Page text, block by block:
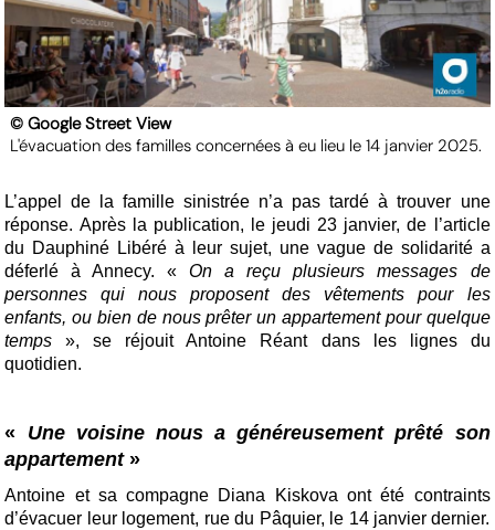
© Google Street View
L'évacuation des familles concernées à eu lieu le 14 janvier 2025.
L’appel de la famille sinistrée n’a pas tardé à trouver une
réponse. Après la publication, le jeudi 23 janvier, de l’article
du Dauphiné Libéré à leur sujet, une vague de solidarité a
déferlé à Annecy. «On a reçu plusieurs messages de
personnes qui nous proposent des vêtements pour les
enfants, ou bien de nous prêter un appartement pour quelque
temps», se réjouit Antoine Réant dans les lignes du
quotidien.
« Une voisine nous a généreusement prêté son
appartement»
Antoine et sa compagne Diana Kiskova ont été contraints
d’évacuer leur logement, rue du Pâquier, le 14 janvier dernier.